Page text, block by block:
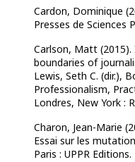
Cardon, Dominique
Presses de Sciences
Carlson, Matt
boundaries of
Lewis, Seth C. (dir.),
Professionalism,
Londres, New York :
Charon, Jean-Marie
Essai sur les
Paris : UPPR Editions.